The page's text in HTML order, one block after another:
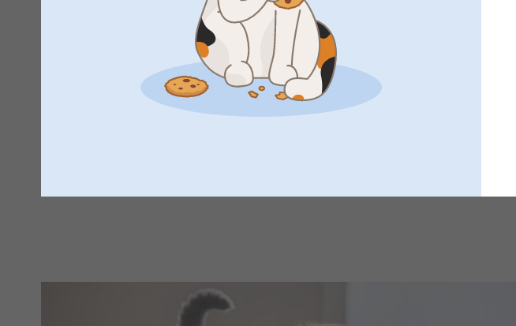
Skapa med bilderna på din hund!